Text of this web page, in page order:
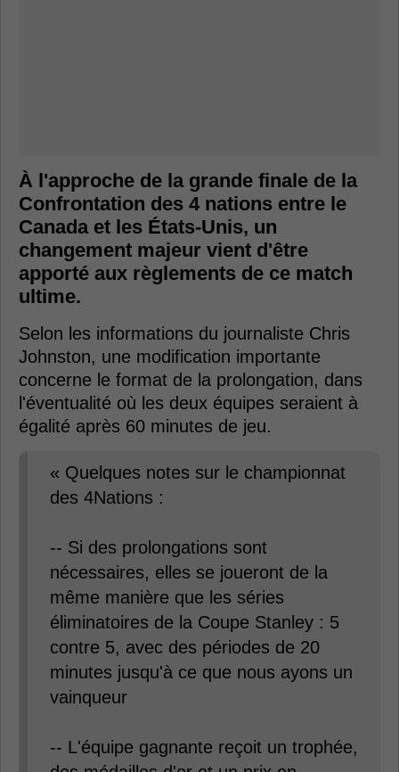
À l'approche de la grande finale de la
Confrontation des 4 nations entre le
Canada et les États-Unis, un
changement majeur vient d'être
apporté aux règlements de ce match
ultime.
Selon les informations du journaliste Chris
Johnston, une modification importante
concerne le format de la prolongation, dans
l'éventualité où les deux équipes seraient à
égalité après 60 minutes de jeu.
« Quelques notes sur le championnat
des 4Nations :
-- Si des prolongations sont
nécessaires, elles se joueront de la
même manière que les séries
éliminatoires de la Coupe Stanley : 5
contre 5, avec des périodes de 20
minutes jusqu'à ce que nous ayons un
vainqueur
-- L'équipe gagnante reçoit un trophée,